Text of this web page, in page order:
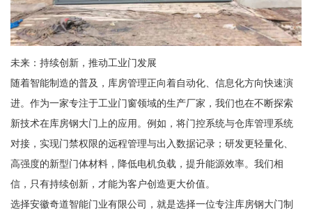
未来：持续创新，推动工业门发展
随着智能制造的普及，库房管理正向着自动化、信息化方向快速演
进。作为一家专注于工业门窗领域的生产厂家，我们也在不断探索
新技术在库房钢大门上的应用。例如，将门控系统与仓库管理系统
对接，实现门禁权限的远程管理与出入数据记录；研发更轻量化、
高强度的新型门体材料，降低电机负载，提升能源效率。我们相
信，只有持续创新，才能为客户创造更大价值。
选择安徽奇道智能门业有限公司，就是选择一位专注库房钢大门制